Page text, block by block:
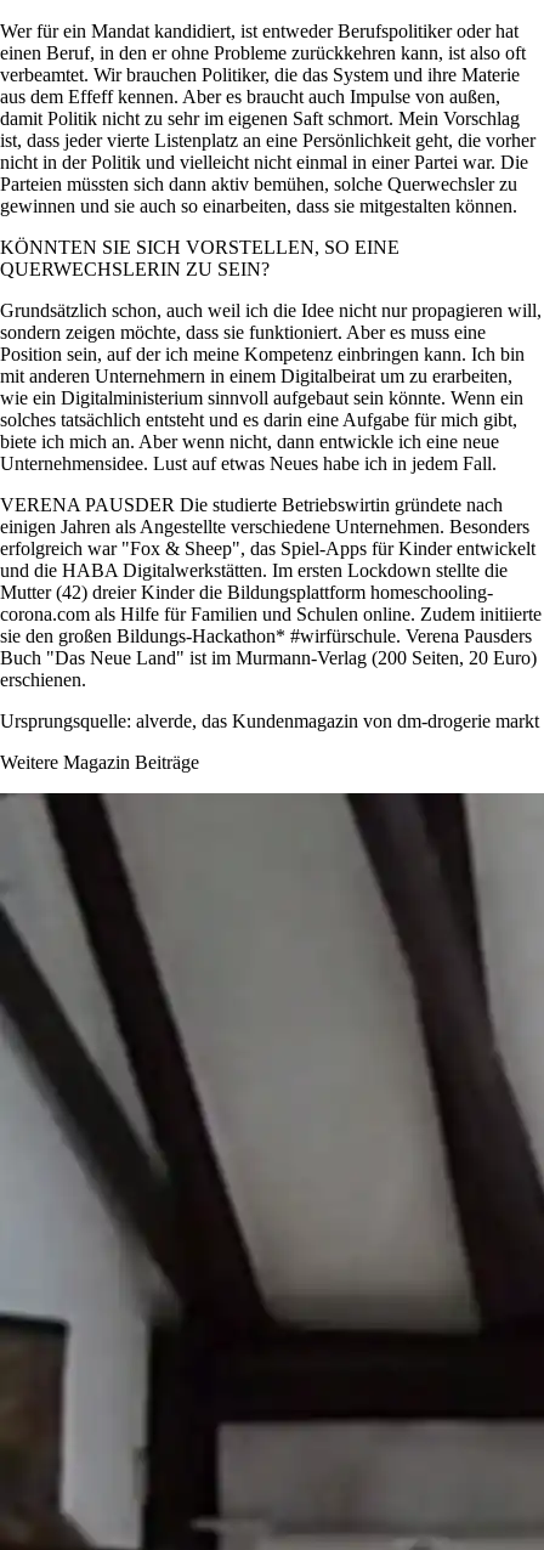
Wer für ein Mandat kandidiert, ist entweder Berufspolitiker oder hat
einen Beruf, in den er ohne Probleme zurückkehren kann, ist also oft
verbeamtet. Wir brauchen Politiker, die das System und ihre Materie
aus dem Effeff kennen. Aber es braucht auch Impulse von außen,
damit Politik nicht zu sehr im eigenen Saft schmort. Mein Vorschlag
ist, dass jeder vierte Listenplatz an eine Persönlichkeit geht, die vorher
nicht in der Politik und vielleicht nicht einmal in einer Partei war. Die
Parteien müssten sich dann aktiv bemühen, solche Querwechsler zu
gewinnen und sie auch so einarbeiten, dass sie mitgestalten können.
KÖNNTEN SIE SICH VORSTELLEN, SO EINE
QUERWECHSLERIN ZU SEIN?
Grundsätzlich schon, auch weil ich die Idee nicht nur propagieren will,
sondern zeigen möchte, dass sie funktioniert. Aber es muss eine
Position sein, auf der ich meine Kompetenz einbringen kann. Ich bin
mit anderen Unternehmern in einem Digitalbeirat um zu erarbeiten,
wie ein Digitalministerium sinnvoll aufgebaut sein könnte. Wenn ein
solches tatsächlich entsteht und es darin eine Aufgabe für mich gibt,
biete ich mich an. Aber wenn nicht, dann entwickle ich eine neue
Unternehmensidee. Lust auf etwas Neues habe ich in jedem Fall.
VERENA PAUSDER Die studierte Betriebswirtin gründete nach
einigen Jahren als Angestellte verschiedene Unternehmen. Besonders
erfolgreich war Fox & Sheep , das Spiel-Apps für Kinder entwickelt
und die HABA Digitalwerkstätten. Im ersten Lockdown stellte die
Mutter (42) dreier Kinder die Bildungsplattform homeschooling-
corona.com als Hilfe für Familien und Schulen online. Zudem initiierte
sie den großen Bildungs-Hackathon* #wirfürschule. Verena Pausders
Buch
Das Neue Land
ist im Murmann-Verlag (200 Seiten, 20 Euro)
erschienen.
Ursprungsquelle: alverde, das Kundenmagazin von dm-drogerie markt
Weitere Magazin Beiträge